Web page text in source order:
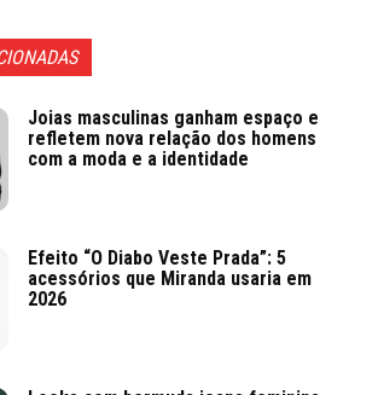
Joias masculinas ganham espaço e
refletem nova relação dos homens
com a moda e a identidade
Efeito “O Diabo Veste Prada”: 5
acessórios que Miranda usaria em
2026